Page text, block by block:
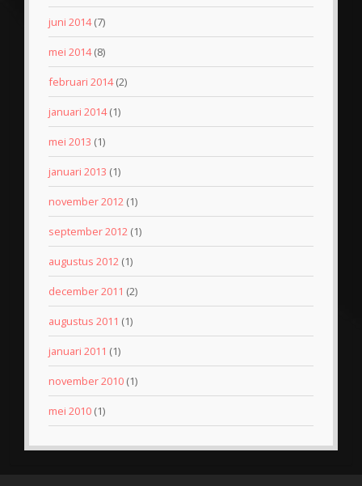
juni 2014(7)
mei 2014(8)
februari 2014(2)
januari 2014(1)
mei 2013 (1)
januari 2013 (1)
november 2012 (1)
september 2012 (1)
augustus 2012 (1)
december 2011 (2)
augustus 2011 (1)
januari 2011 (1)
november 2010 (1)
mei 2010 (1)